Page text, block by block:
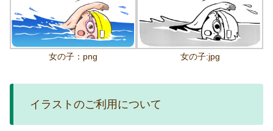
女の子：png 女の子:jpg
イラストのご利用について